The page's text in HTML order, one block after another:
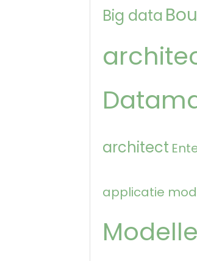
Big data
architect
applicatie